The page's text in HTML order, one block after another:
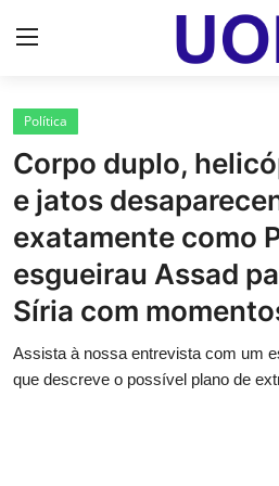
Home
UOL Email Entrar
UOL ADS
Uol pt Bate Papo Gratis
Mundo
Política
Corpo duplo,
e jatos
exatamente como
esgueirau Assad
Síria com
Assista à nossa entrevista com um
que descreve o possível plano de